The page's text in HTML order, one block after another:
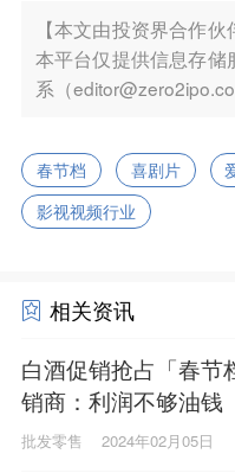
【本文由投资界合作
本平台仅提供信息存储
系（
春节档 喜剧片
影视视频行业
相关资讯
白酒促销抢占「春节
销商：利润不够油钱
批发零售 2024年02月05日